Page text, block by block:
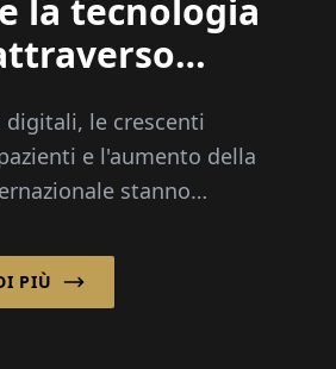
la tecnologia
le crescenti
e l'aumento della
stanno
mai...
PIÙ